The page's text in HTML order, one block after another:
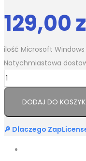
129,00
ilość Microsoft
Natychmiastowa
DODAJ DO
🔎 Dlaczego